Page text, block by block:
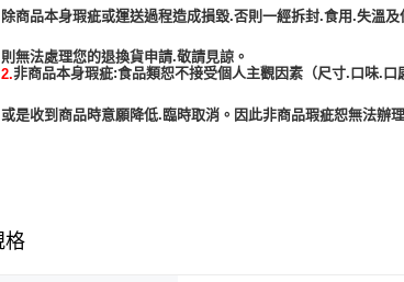
除商品本身瑕疵或運送過程造成損毀.否則一經拆封.食用.失溫
2.非商品本身瑕疵:食品類恕不接受個人主觀因素（尺寸.口味.口
或是收到商品時意願降低.臨時取消。因此非商品瑕疵恕無法辦
格